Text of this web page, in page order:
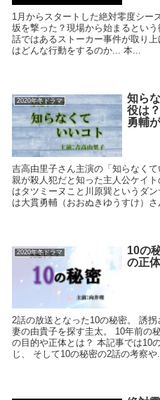
1月からスタートした絶対零度シー
坂を撃った？現場から始まるとい
話ではあるストーカー事件が取り
はどんな行動をするのか... 本...
2020年冬ドラマ
知ら
役は
勇輔が
吉高由里子さん主演の「知らなく
親が殺人犯だと知った主人公ケイ
はタツミーヌこと川原巽というダ
は大貫勇輔（おおぬきゆうすけ）さ
2020年冬ドラマ
10の
の正
2話の放送となった10の秘密。 誘
妻の由貴子を探す圭太。 10年前の
の目的や正体とは？ 本記事では10
じ、 そして10の秘密の2話の考察や